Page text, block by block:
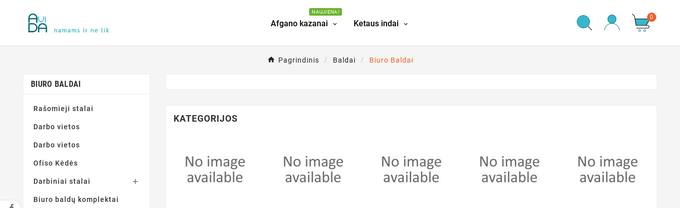
Afgano kazanai
NAUJIENA!
Ketaus indai
0
Pagrindinis Baldai Biuro Baldai
BIURO BALDAI
Rašomieji stalai
Darbo vietos
Darbo vietos
Ofiso Kėdės
Darbiniai stalai 
Biuro baldų komplektai
KATEGORIJOS